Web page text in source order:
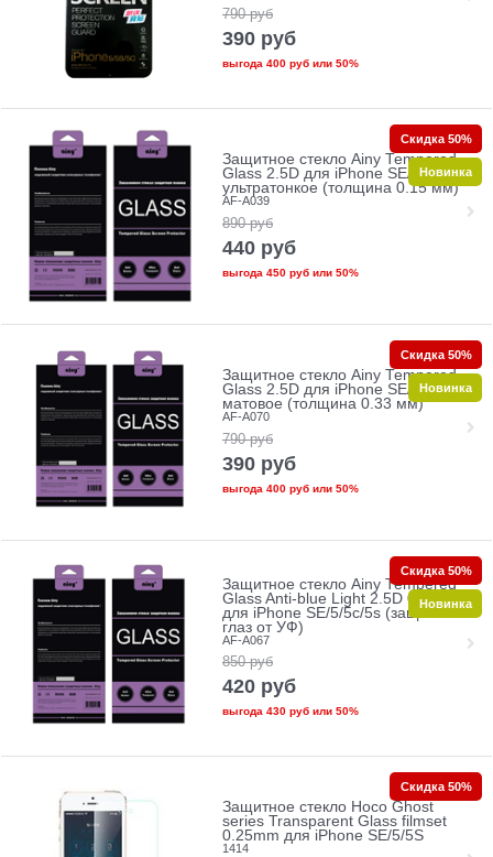
790 руб
390 руб
выгода 400 рубили 50%
Защитное стекло Ainy Tempered
Glass 2.5D для iPhone SE/5/5c/5s
ультратонкое (толщина 0.15 мм)
AF-A039
890 руб
440 руб
выгода 450 рубили 50%
Скидка 50%
Новинка
Защитное стекло Ainy Tempered
Glass 2.5D для iPhone SE/5/5c/5s
матовое (толщина 0.33 мм)
AF-A070
790 руб
390 руб
выгода 400 рубили 50%
Скидка 50%
Новинка
Защитное стекло Ainy Tempered
Glass Anti-blue Light 2.5D 0.33mm
для iPhone SE/5/5c/5s (защита
глаз от УФ)
AF-A067
850 руб
420 руб
выгода 430 рубили 50%
Скидка 50%
Новинка
Защитное стекло Hoco Ghost
series Transparent Glass filmset
0.25mm для iPhone SE/5/5S
1414
Скидка 50%